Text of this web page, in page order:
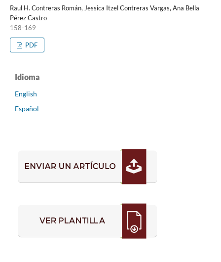
Raul H. Contreras Román, Jessica Itzel Contreras Vargas, Ana Bella
Pérez Castro
158-169
PDF
Idioma
English
Español